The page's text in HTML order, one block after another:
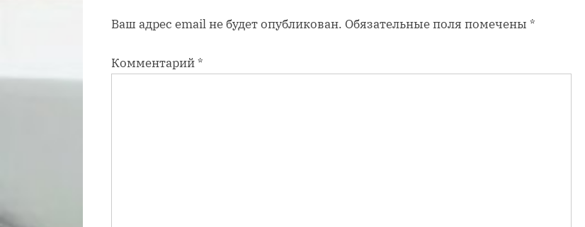
п
с
и
Ваш адрес email не будет опубликован. Обязательные поля помечены *
Комментарий*